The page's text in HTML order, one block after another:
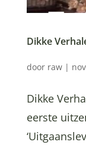
Dikke
door raw|
Dikke
eerste